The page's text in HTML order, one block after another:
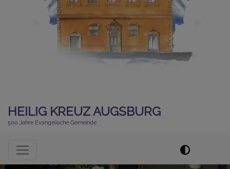
HEILIG KREUZ AUGSBURG
500 Jahre Evangelische Gemeinde
Hauptnavigation